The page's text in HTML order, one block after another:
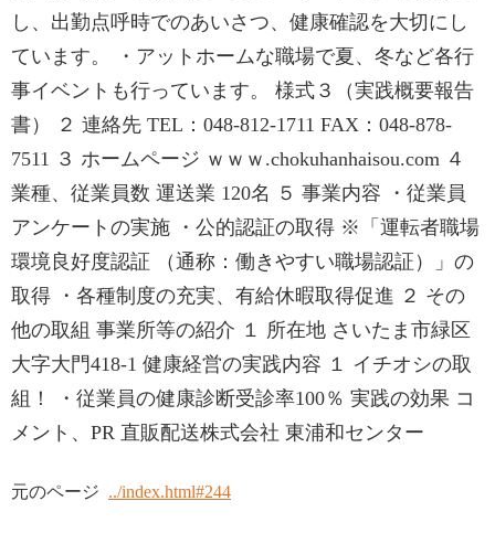
し、出勤点呼時でのあいさつ、健康確認を大切にし
ています。 ・アットホームな職場で夏、冬など各行
事イベントも行っています。 様式３（実践概要報告
書） ２ 連絡先 TEL：048-812-1711 FAX：048-878-
7511 ３ ホームページ ｗｗｗ.chokuhanhaisou.com ４
業種、従業員数 運送業 120名 ５ 事業内容 ・従業員
アンケートの実施 ・公的認証の取得 ※「運転者職場
環境良好度認証 （通称：働きやすい職場認証）」の
取得 ・各種制度の充実、有給休暇取得促進 ２ その
他の取組 事業所等の紹介 １ 所在地 さいたま市緑区
大字大門418-1 健康経営の実践内容 １ イチオシの取
組！ ・従業員の健康診断受診率100％ 実践の効果 コ
メント、PR 直販配送株式会社 東浦和センター
元のページ ../index.html#244